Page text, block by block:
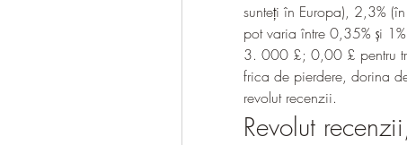
sunteți în Europa), 2,3%
pot varia între 0,35% și
3. 000 £; 0,00 £ pentru
frica de pierdere, dorina
revolut recenzii.
Revolut